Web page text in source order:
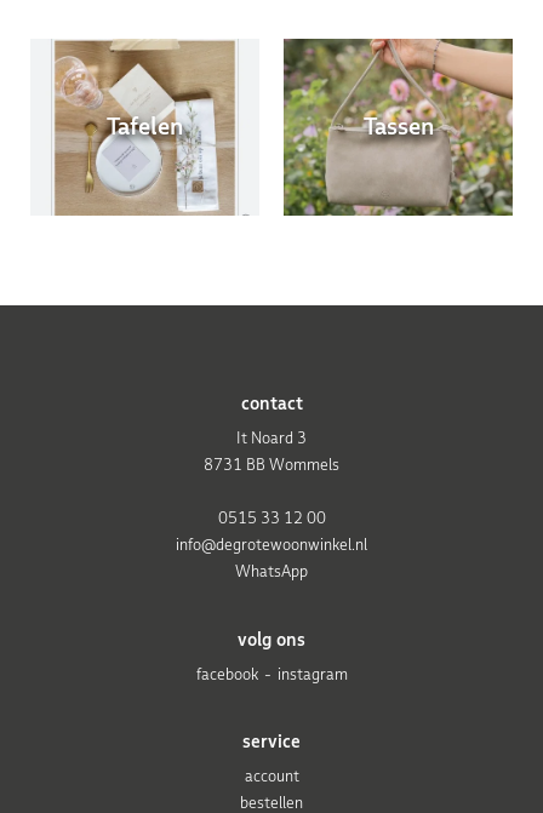
Tafelen Tassen
service
account
bestellen
volg ons
facebook
instagram
contact
It Noard 3
8731 BB Wommels
0515 33 12 00
info@degrotewoonwinkel.nl
WhatsApp